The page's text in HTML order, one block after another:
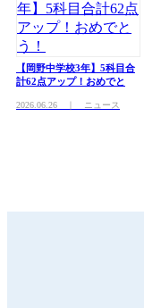
【岡野中学校3年】5科目合
計62点アップ！おめでと
2026.06.26 ｜ ニュース